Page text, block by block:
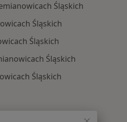
Śląskich
Śląskich
Śląskich
Śląskich
Śląskich